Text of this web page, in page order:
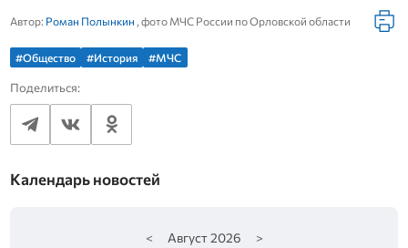
Автор: Роман Полынкин , фото МЧС России по Орловской области
#Общество #История #МЧС
Поделиться:
Календарь новостей
< Август 2026 >